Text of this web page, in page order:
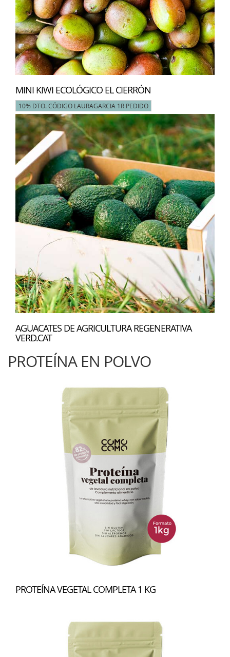
MINI KIWI ECOLÓGICO EL CIERRÓN
10% DTO. CÓDIGO LAURAGARCIA 1R PEDIDO
AGUACATES DE AGRICULTURA REGENERATIVA
VERD.CAT
PROTEÍNA EN POLVO
PROTEÍNA VEGETAL COMPLETA 1 KG